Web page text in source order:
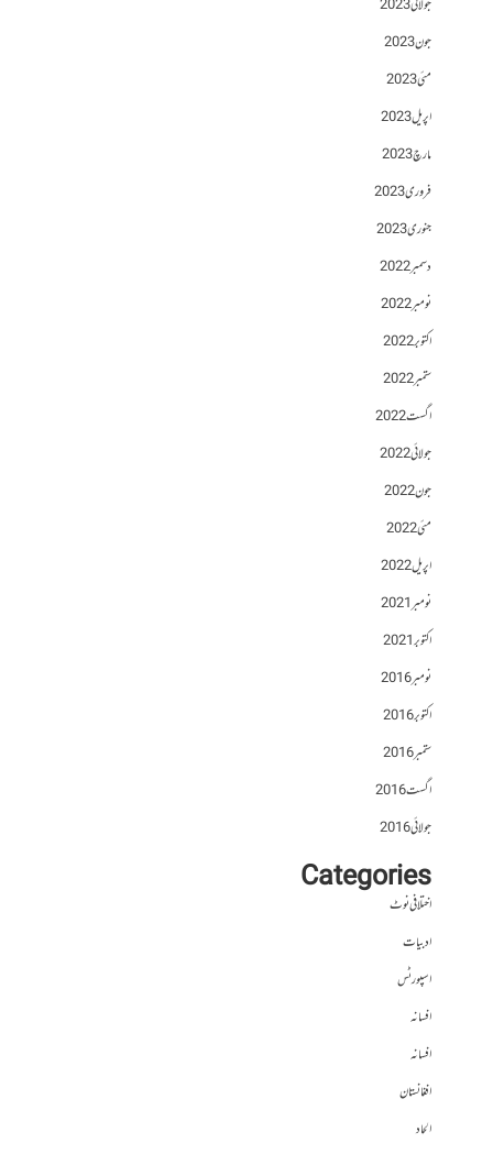
جولائی 2023
جون 2023
مئی 2023
اپریل 2023
مارچ 2023
فروری 2023
جنوری 2023
دسمبر 2022
نومبر 2022
اکتوبر 2022
ستمبر 2022
اگست 2022
جولائی 2022
جون 2022
مئی 2022
اپریل 2022
نومبر 2021
اکتوبر 2021
نومبر 2016
اکتوبر 2016
ستمبر 2016
اگست 2016
جولائی 2016
Categories
اختلافی نوٹ
ادبیات
اسپورٹس
افسانہ
افسانہ
افغانستان
الحاد